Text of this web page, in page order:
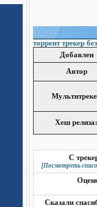
торрент трекер
Добавлен
Автор
Хеш релиза:
С
[Посмотреть
Сказали